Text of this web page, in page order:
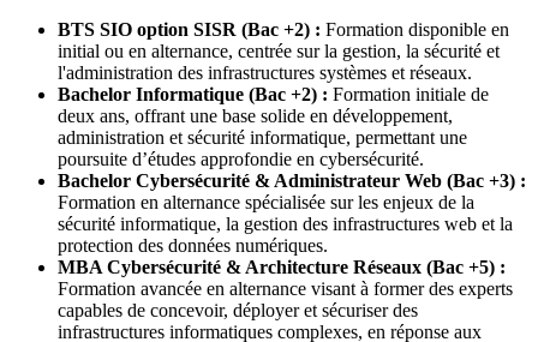
BTS SIO option SISR (Bac +2) : Formation disponible en
initial ou en alternance, centrée sur la gestion, la sécurité et
l'administration des infrastructures systèmes et réseaux.
Bachelor Informatique (Bac +2) : Formation initiale de
deux ans, offrant une base solide en développement,
administration et sécurité informatique, permettant une
poursuite d’études approfondie en cybersécurité.
Bachelor Cybersécurité & Administrateur Web (Bac +3) :
Formation en alternance spécialisée sur les enjeux de la
sécurité informatique, la gestion des infrastructures web et la
protection des données numériques.
MBA Cybersécurité & Architecture Réseaux (Bac +5) :
Formation avancée en alternance visant à former des experts
capables de concevoir, déployer et sécuriser des
infrastructures informatiques complexes, en réponse aux